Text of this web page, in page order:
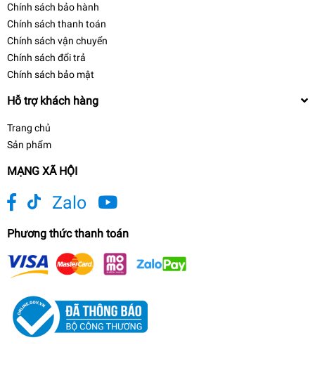
Chính sách bảo hành
Chính sách thanh toán
Chính sách vận chuyển
Chính sách đổi trả
Chính sách bảo mật
Hỗ trợ khách hàng
Trang chủ
Sản phẩm
MẠNG XÃ HỘI
Zalo
Phương thức thanh toán